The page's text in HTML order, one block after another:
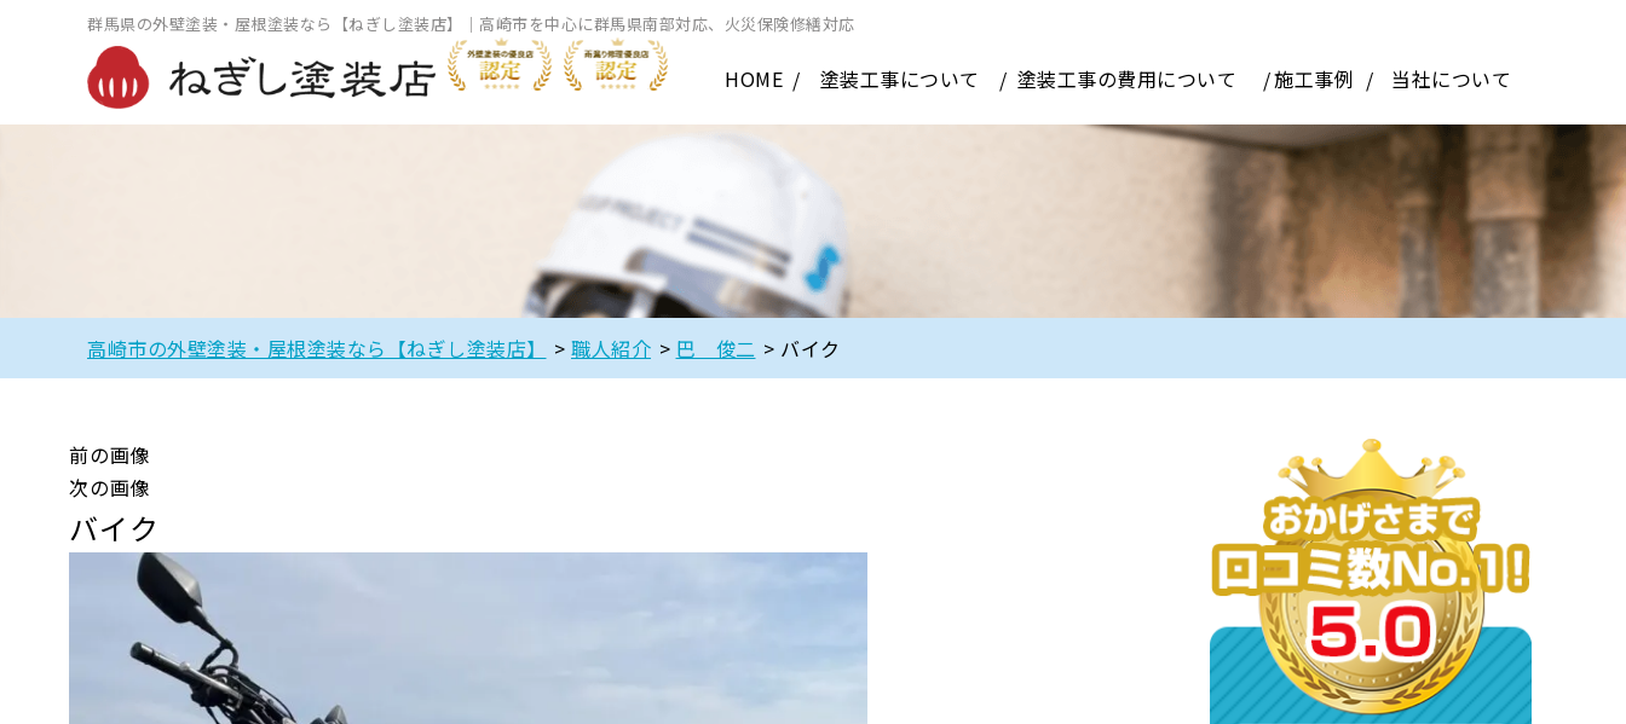
群馬県の外壁塗装・屋根塗装なら【ねぎし塗装店】｜高崎市を中心に群馬県南部対応、火災保険修繕対応
HOME 塗装工事について 塗装工事の費用について 施工事例 当社について
高崎市の外壁塗装・屋根塗装なら【ねぎし塗装店】 > 職人紹介 > 巴 俊二 > バイク
前の画像
次の画像
バイク